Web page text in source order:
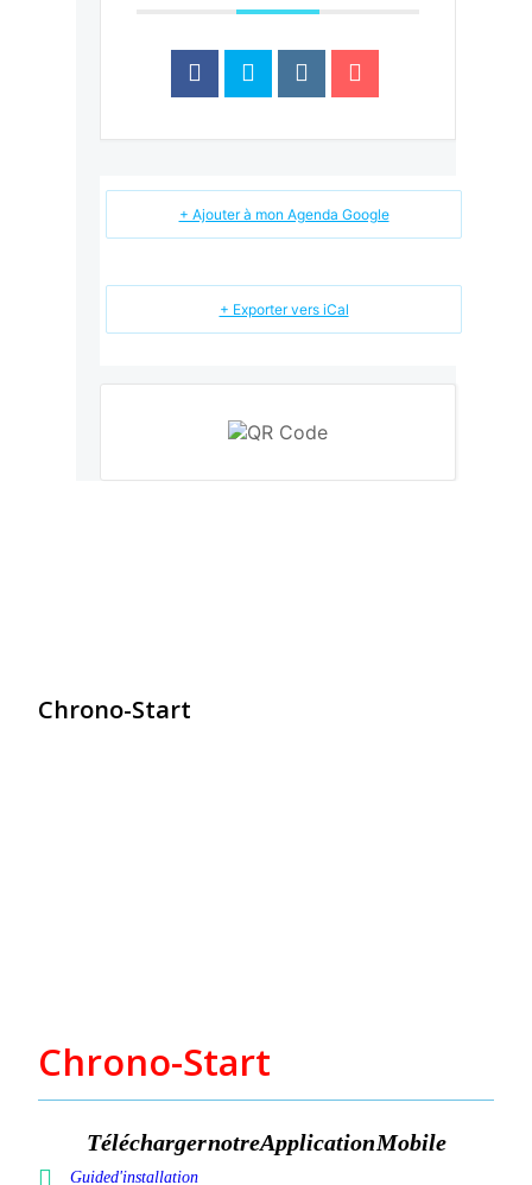
+ Ajouter à mon Agenda Google
+ Exporter vers iCal
Chrono-Start
Chrono-Start
Télécharger notre Application Mobile
Guide d'installation